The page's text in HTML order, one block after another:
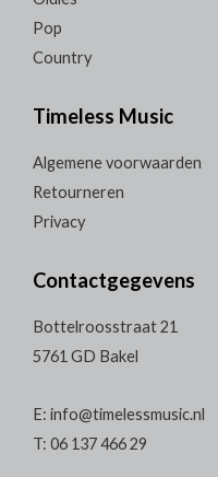
Pop
Country
Timeless Music
Algemene voorwaarden
Retourneren
Privacy
Contactgegevens
Bottelroosstraat 21
5761 GD Bakel
E: info@timelessmusic.nl
T: 06 137 466 29